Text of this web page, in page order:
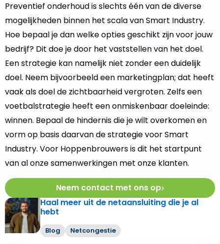
Preventief onderhoud is slechts één van de diverse
mogelijkheden binnen het scala van Smart Industry.
Hoe bepaal je dan welke opties geschikt zijn voor jouw
bedrijf? Dit doe je door het vaststellen van het doel.
Een strategie kan namelijk niet zonder een duidelijk
doel. Neem bijvoorbeeld een marketingplan; dat heeft
vaak als doel de zichtbaarheid vergroten. Zelfs een
voetbalstrategie heeft een onmiskenbaar doeleinde:
winnen. Bepaal de hindernis die je wilt overkomen en
vorm op basis daarvan de strategie voor Smart
Industry. Voor Hoppenbrouwers is dit het startpunt
van al onze samenwerkingen met onze klanten.
Neem contact met ons op
Haal meer uit de netaansluiting die je al
hebt
Blog Netcongestie
Lees
meer
over